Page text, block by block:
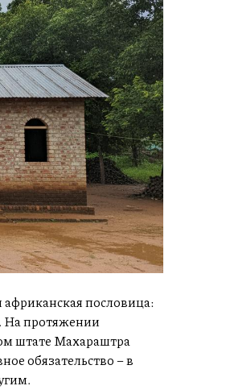
африканская пословица:
На протяжении
штате Махараштра
обязательство – в